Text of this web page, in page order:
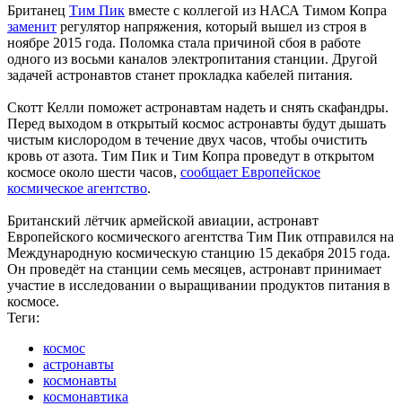
Британец Тим Пик вместе с коллегой из НАСА Тимом Копра
заменит регулятор напряжения, который вышел из строя в
ноябре 2015 года. Поломка стала причиной сбоя в работе
одного из восьми каналов электропитания станции. Другой
задачей астронавтов станет прокладка кабелей питания.
Скотт Келли поможет астронавтам надеть и снять скафандры.
Перед выходом в открытый космос астронавты будут дышать
чистым кислородом в течение двух часов, чтобы очистить
кровь от азота. Тим Пик и Тим Копра проведут в открытом
космосе около шести часов, сообщает Европейское
космическое агентство.
Британский лётчик армейской авиации, астронавт
Европейского космического агентства Тим Пик отправился на
Международную космическую станцию 15 декабря 2015 года.
Он проведёт на станции семь месяцев, астронавт принимает
участие в исследовании о выращивании продуктов питания в
космосе.
Теги:
космос
астронавты
космонавты
космонавтика